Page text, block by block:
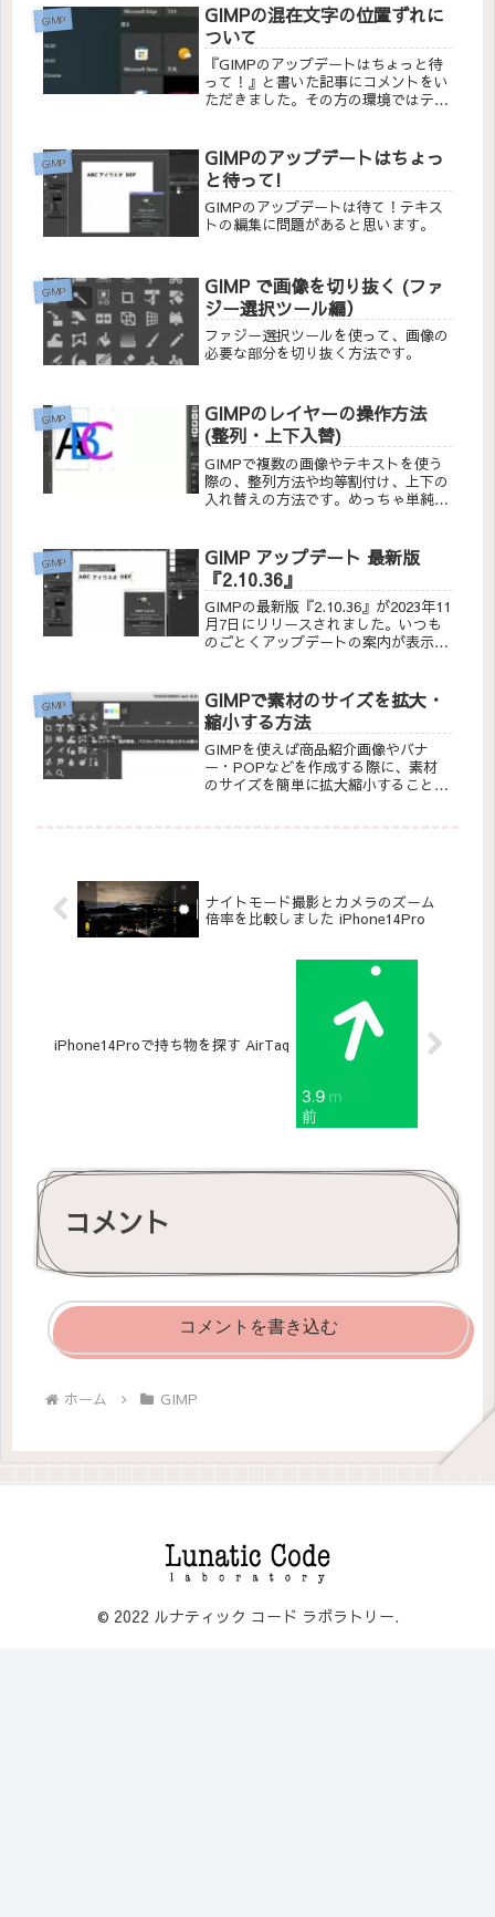
GIMP
GIMPの混在文字の位置ずれに
ついて
『GIMPのアップデートはちょっと待
って！』と書いた記事にコメントをい
ただきました。その方の環境ではテキ
かに設定を詳しく見ていなかった上
に、フォントも決まったものしか使っ
ていなかったので、それが原因かもし
れないと考えて色々試してみました。
GIMP
GIMPのアップデートはちょっ
と待って!
GIMPのアップデートは待て！テキス
トの編集に問題があると思います。
GIMP
GIMP で画像を切り抜く (ファ
ジー選択ツール編）
ファジー選択ツールを使って、画像の
必要な部分を切り抜く方法です。
GIMP
GIMPのレイヤーの操作方法
(整列・上下入替)
GIMPで複数の画像やテキストを使う
際の、整列方法や均等割付け、上下の
入れ替えの方法です。めっちゃ単純で
GIMP
GIMP アップデート 最新版
『2.10.36』
GIMPの最新版『2.10.36』が2023年11
月7日にリリースされました。いつも
のごとくアップデートの案内が表示さ
ックしてみました。
GIMP
GIMPで素材のサイズを拡大・
縮小する方法
GIMPを使えば商品紹介画像やバナ
ー・POPなどを作成する際に、素材
のサイズを簡単に拡大縮小することが
ナイトモード撮影とカメラのズーム
倍率を比較しました iPhone14Pro
iPhone14Proで持ち物を探す AirTag
コメント
コメントを書き込む
ホーム GIMP
© 2022 ルナティック コード ラボラトリー.